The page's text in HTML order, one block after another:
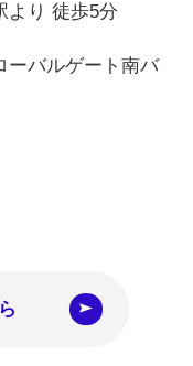
より 徒歩5分
ーバルゲート南バ